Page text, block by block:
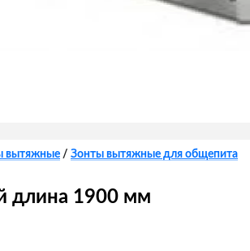
вытяжные / Зонты вытяжные для общепита
длина 1900 мм